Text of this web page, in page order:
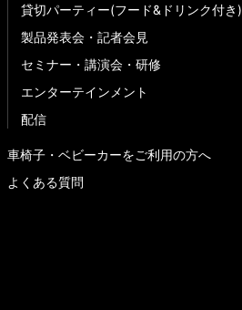
貸切パーティー(フード&ドリンク付き)
製品発表会・記者会見
セミナー・講演会・研修
エンターテインメント
配信
車椅子・ベビーカーをご利用の方へ
よくある質問